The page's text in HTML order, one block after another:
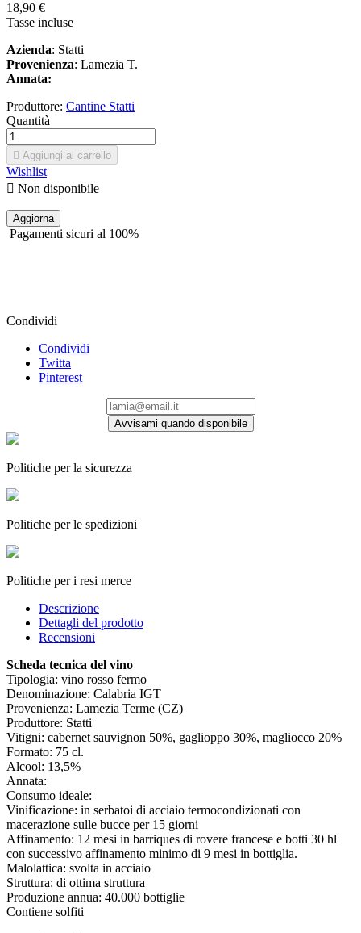
18,90 €
Tasse incluse
Azienda: Statti
Provenienza: Lamezia T.
Annata:
Produttore: Cantine Statti
Quantità
 Aggiungi al carrello
Wishlist
 Non disponibile
Pagamenti sicuri al 100%
Condividi
Condividi
Twitta
Pinterest
Avvisami quando disponibile
Politiche per la sicurezza
Politiche per le spedizioni
Politiche per i resi merce
Descrizione
Dettagli del prodotto
Recensioni
Scheda tecnica del vino
Tipologia: vino rosso fermo
Denominazione: Calabria IGT
Provenienza: Lamezia Terme (CZ)
Produttore: Statti
Vitigni: cabernet sauvignon 50%, gaglioppo 30%, magliocco 20%
Formato: 75 cl.
Alcool: 13,5%
Annata:
Consumo ideale:
Vinificazione: in serbatoi di acciaio termocondizionati con
macerazione sulle bucce per 15 giorni
Affinamento: 12 mesi in barriques di rovere francese e botti 30 hl
con successivo affinamento minimo di 9 mesi in bottiglia.
Malolattica: svolta in acciaio
Struttura: di ottima struttura
Produzione annua: 40.000 bottiglie
Contiene solfiti